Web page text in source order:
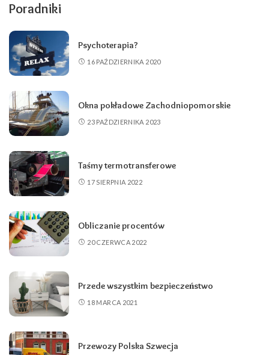
Poradniki
Psychoterapia?
16 PAŹDZIERNIKA 2020
Okna pokładowe Zachodniopomorskie
23 PAŹDZIERNIKA 2023
Taśmy termotransferowe
17 SIERPNIA 2022
Obliczanie procentów
20 CZERWCA 2022
Przede wszystkim bezpieczeństwo
18 MARCA 2021
Przewozy Polska Szwecja